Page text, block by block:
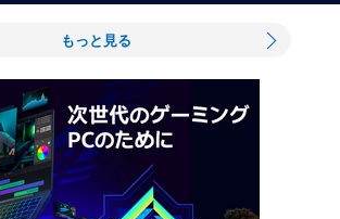
もっと見る